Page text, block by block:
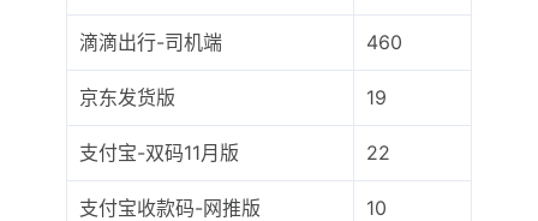
滴滴出行-司机端 460
京东发货版 19
支付宝-双码11月版 22
支付宝收款码-网推版 10